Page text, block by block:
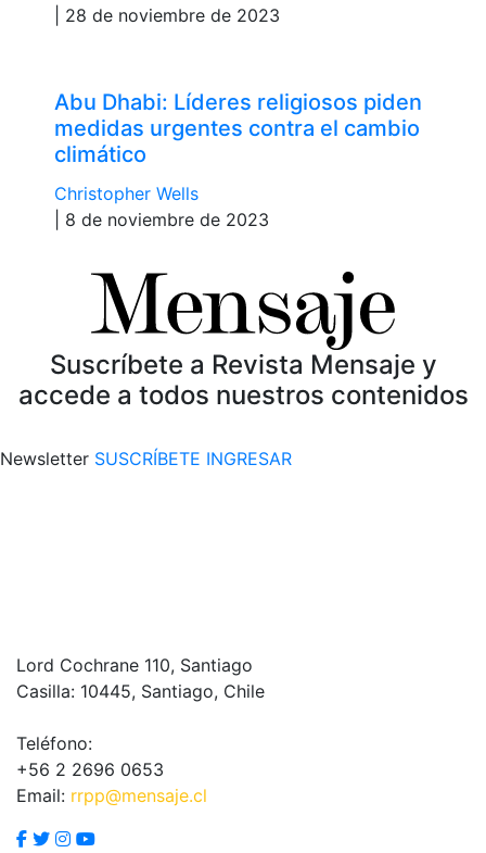
| 28 de noviembre de 2023
Abu Dhabi: Líderes religiosos piden
medidas urgentes contra el cambio
climático
Christopher Wells
| 8 de noviembre de 2023
Suscríbete a Revista Mensaje y
accede a todos nuestros contenidos
Newsletter SUSCRÍBETE INGRESAR
Lord Cochrane 110, Santiago
Casilla: 10445, Santiago, Chile
Teléfono:
+56 2 2696 0653
Email: rrpp@mensaje.cl